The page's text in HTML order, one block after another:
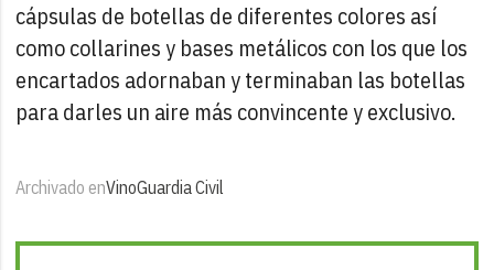
cápsulas de botellas de diferentes colores así
como collarines y bases metálicos con los que los
encartados adornaban y terminaban las botellas
para darles un aire más convincente y exclusivo.
Archivado enVinoGuardia Civil